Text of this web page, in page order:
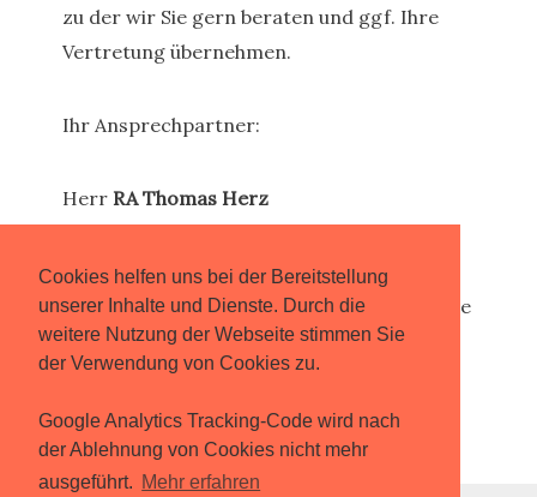
Cookies helfen uns bei der Bereitstellung
unserer Inhalte und Dienste. Durch die
weitere Nutzung der Webseite stimmen Sie
der Verwendung von Cookies zu.
Google Analytics Tracking-Code wird nach
der Ablehnung von Cookies nicht mehr
ausgeführt. Mehr erfahren
zu der wir Sie gern beraten und ggf. Ihre
Vertretung übernehmen.
Ihr Ansprechpartner:
Herr RA Thomas Herz
Alle weitergehenden Informationen finden
Sie aufwww.bildungsrecht.pro. Besuchen Sie
uns dort!
Online Kontaktformular